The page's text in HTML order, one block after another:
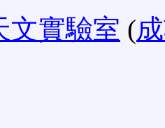
文實驗室 (